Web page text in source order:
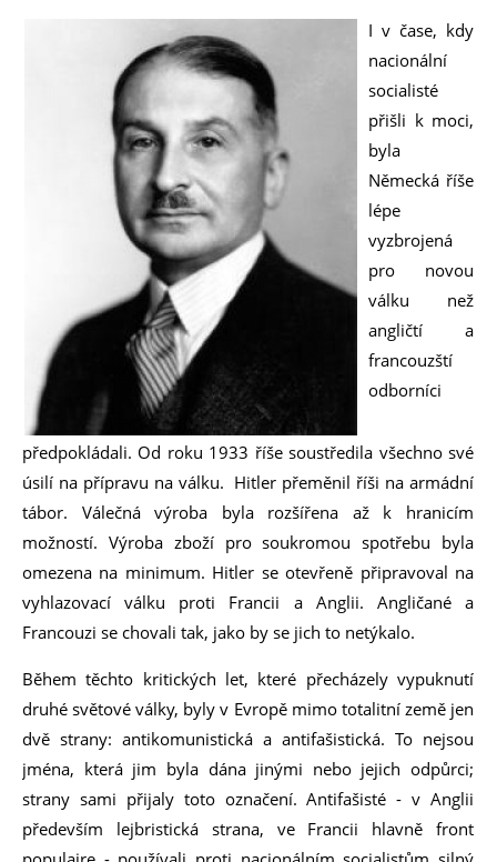
I v čase, kdy
nacionální
socialisté
přišli k moci,
byla
Německá říše
lépe
vyzbrojená
pro novou
válku než
angličtí a
francouzští
odborníci
předpokládali. Od roku 1933 říše soustředila všechno své
úsilí na přípravu na válku. Hitler přeměnil říši na armádní
tábor. Válečná výroba byla rozšířena až k hranicím
možností. Výroba zboží pro soukromou spotřebu byla
omezena na minimum. Hitler se otevřeně připravoval na
vyhlazovací válku proti Francii a Anglii. Angličané a
Francouzi se chovali tak, jako by se jich to netýkalo.
Během těchto kritických let, které přecházely vypuknutí
druhé světové války, byly v Evropě mimo totalitní země jen
dvě strany: antikomunistická a antifašistická. To nejsou
jména, která jim byla dána jinými nebo jejich odpůrci;
strany sami přijaly toto označení. Antifašisté - v Anglii
především lejbristická strana, ve Francii hlavně front